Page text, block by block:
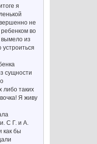
я
не
во
вымело из
сущности
либо таких
Я живу
С Г. и А.
как бы